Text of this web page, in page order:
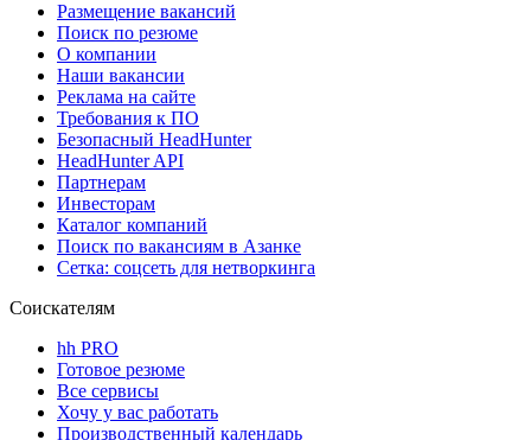
Размещение вакансий
Поиск по резюме
О компании
Наши вакансии
Реклама на сайте
Требования к ПО
Безопасный HeadHunter
HeadHunter API
Партнерам
Инвесторам
Каталог компаний
Поиск по вакансиям в Азанке
Сетка: соцсеть для нетворкинга
Соискателям
hh PRO
Готовое резюме
Все сервисы
Хочу у вас работать
Производственный календарь